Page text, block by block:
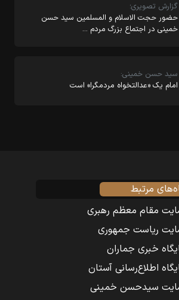
گزارش تصویری؛
حضور حجت الاسلام و المسلمین سید حسن
خمینی در اجتماع بزرگ مردم …
سید حسن خمینی:
امام یک «عدالتخواه مردمگرا» است
مرتبط
مقام معظم رهبری
ریاست جمهوری
خبری جماران
اطلاع‌رسانی آستان
سیدحسن خمینی